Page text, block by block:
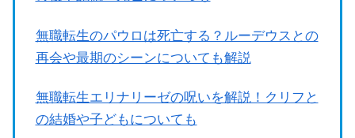
無職転生のパウロは死亡する？ルーデウスとの
再会や最期のシーンについても解説
無職転生エリナリーゼの呪いを解説！クリフと
の結婚や子どもについても